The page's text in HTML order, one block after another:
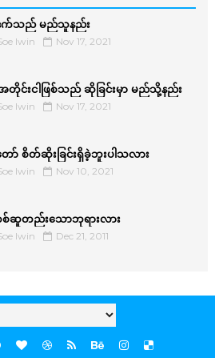
က်သည် မည်သူနည်း
lwin Nov 17, 2021
တိုင်းငါဖြစ်သည် ဆိုခြင်းမှာ မည်သို့နည်း
lwin Nov 17, 2021
ာ် စိတ်ဆိုးခြင်းရှိခဲ့ဘူးပါသလား
lwin Nov 10, 2021
ဆူတည်းသောဘုရားလား
lwin Dec 21, 2011